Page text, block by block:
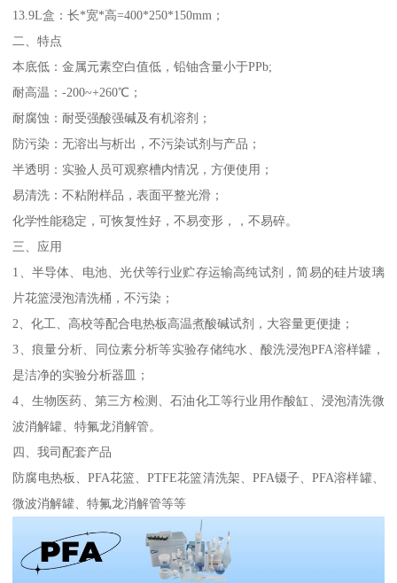
13.9L盒：长*宽*高=400*250*150mm；
二、特点
本底低：金属元素空白值低，铅铀含量小于PPb;
耐高温：-200~+260℃；
耐腐蚀：耐受强酸强碱及有机溶剂；
防污染：无溶出与析出，不污染试剂与产品；
半透明：实验人员可观察槽内情况，方便使用；
易清洗：不粘附样品，表面平整光滑；
化学性能稳定，可恢复性好，不易变形，，不易碎。
三、应用
1、半导体、电池、光伏等行业贮存运输高纯试剂，简易的硅片玻璃
片花篮浸泡清洗桶，不污染；
2、化工、高校等配合电热板高温煮酸碱试剂，大容量更便捷；
3、痕量分析、同位素分析等实验存储纯水、酸洗浸泡PFA溶样罐，
是洁净的实验分析器皿；
4、生物医药、第三方检测、石油化工等行业用作酸缸、浸泡清洗微
波消解罐、特氟龙消解管。
四、我司配套产品
防腐电热板、PFA花篮、PTFE花篮清洗架、PFA镊子、PFA溶样罐、
微波消解罐、特氟龙消解管等等